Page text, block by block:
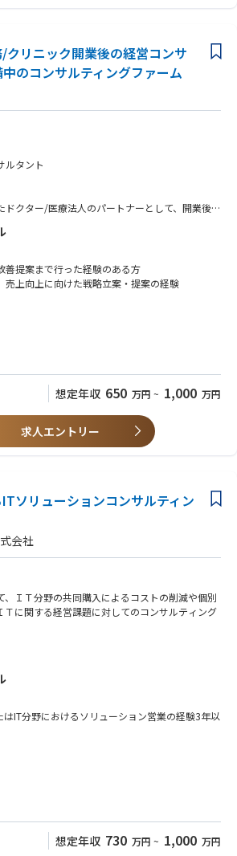
。
を活かして、複数医療機関の密な連携により、
、より広範囲にわたる看護の質向上に貢献でき
橋になれる：
で、持続可能な医療体制をつくる手応えを感じら
し遂げられないような大胆な業務改善（体制変
タントという立場でスピード感を持って実行でき
ョナルへ：
ペシャリストとしての市場価値が飛躍的に高ま
クリニック開業後の経営コンサ
のコンサルティングファーム
ルタント
ドクター/医療法人のパートナーとして、開業後に
たします。100社程度の開業実績があり、非常
ます。
し(15施設前後・20クリニック程度)、定期的に開
師の院長と面談を行います。
ては分院展開の提案も行います。
後の経営サポート（定期的な経営分析、売上向上
ルテ導入/オンライン予約システム整備等）
善提案まで行った経験のある方
売上向上に向けた戦略立案・提案の経験
経験
経験
関との折衝経験
の店舗運営支援経験
数規模不問）
、もしくは謳歌したいと思っている方
想定年収 650 万円 ~ 1,000 万円
求人エントリー
ソリューションコンサルティン
会社
、ＩＴ分野の共同購入によるコストの削減や個別
Ｔに関する経営課題に対してのコンサルティング
）のシステム部門との調整、各種検討会の開
共同購入の推進
院）、その他新規施設に対するITコスト削減支
提供
の二次利用の推進、及び、関連するITの企画・推
習得していただき、徐々に企画業務や後進の育成
ー兼プロジェクトマネージャーを担っていただ
×ITによる新規事業の創出およびそれに伴う新組
はIT分野におけるソリューション営業の経験3年以
ダ選定経験があること
ムリーダーまたは小規模プロジェクトのリーダ
と
ること
想定年収 730 万円 ~ 1,000 万円